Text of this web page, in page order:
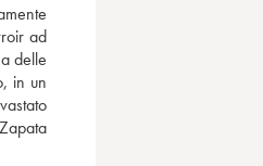
ad
delle
in un